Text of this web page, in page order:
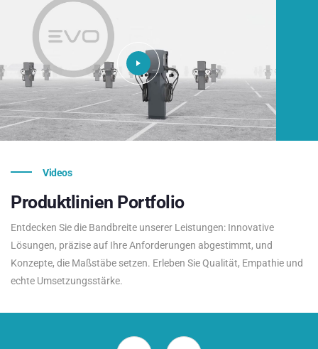
Videos
Produktlinien Portfolio
Entdecken Sie die Bandbreite unserer Leistungen: Innovative
Lösungen, präzise auf Ihre Anforderungen abgestimmt, und
Konzepte, die Maßstäbe setzen. Erleben Sie Qualität, Empathie und
echte Umsetzungsstärke.